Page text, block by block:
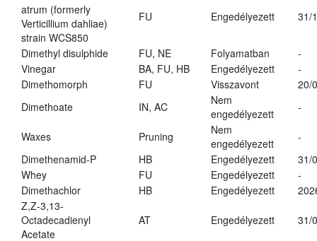
atrum (formerly
Verticillium dahliae)
strain WCS850
FU Engedélyezett 31/
Dimethyl disulphide FU, NE Folyamatban
-
Vinegar
BA, FU, HB Engedélyezett
-
Dimethomorph
FU Visszavont
20/
Dimethoate
IN, AC
Nem
engedélyezett
-
Waxes Pruning
Nem
engedélyezett
-
Dimethenamid-P
HB Engedélyezett
31/
Whey
FU Engedélyezett
-
Dimethachlor
HB Engedélyezett
Z,Z-3,13-
Octadecadienyl
Acetate
AT Engedélyezett 31/